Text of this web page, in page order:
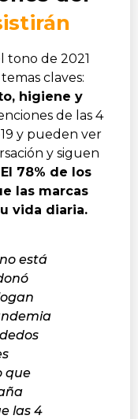
tono de 2021
claves:
higiene y
de las 4
y pueden ver
y siguen
El 78% de los
las marcas
vida diaria.
está
que
las 4